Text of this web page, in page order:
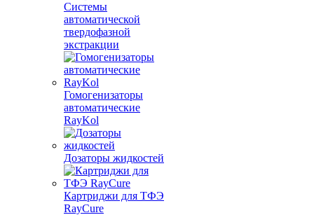
Системы
автоматической
твердофазной
экстракции
Гомогенизаторы
автоматические
RayKol
Дозаторы жидкостей
Картриджи для ТФЭ
RayCure